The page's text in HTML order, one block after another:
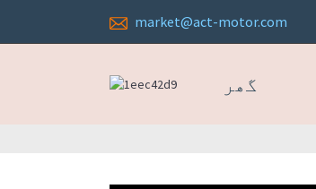
market@act-motor.com
گھر